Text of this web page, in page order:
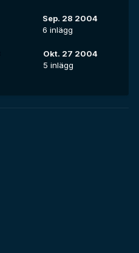
Sep. 28 2004
6 inlägg
Okt. 27 2004
5 inlägg